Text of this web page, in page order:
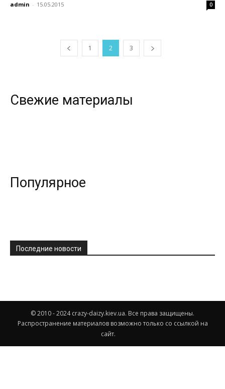
admin - 15.05.2015 0
1 2 3
Свежие материалы
Популярное
Последние новости
© 2010 - 2024 crazy-daizy.kiev.ua. Все права защищены.
Распространение материалов возможно только со ссылкой на
сайт.